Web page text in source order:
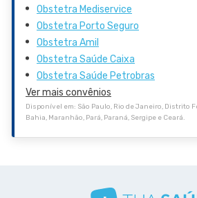
Obstetra Mediservice
Obstetra Porto Seguro
Obstetra Amil
Obstetra Saúde Caixa
Obstetra Saúde Petrobras
Ver mais convênios
Disponível em: São Paulo, Rio de Janeiro, Distrito
Bahia, Maranhão, Pará, Paraná, Sergipe e Ceará.